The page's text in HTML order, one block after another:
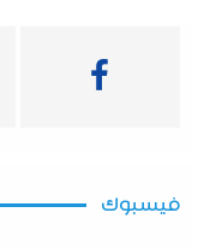
فيسبوك